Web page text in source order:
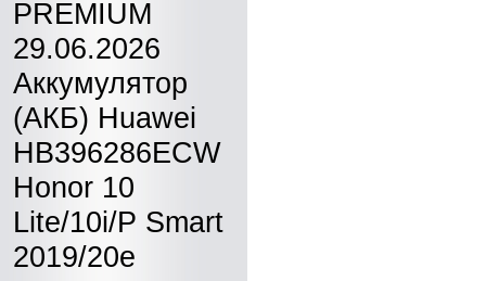
PREMIUM
29.06.2026
Аккумулятор
(АКБ) Huawei
HB396286ECW
Honor 10
Lite/10i/P Smart
2019/20e